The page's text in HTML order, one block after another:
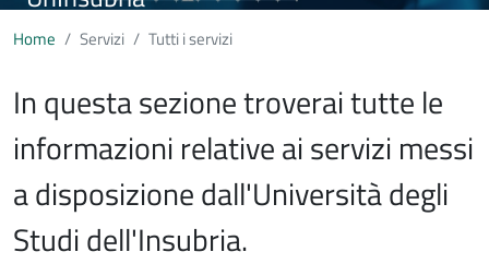
Home Servizi Tutti i servizi
In questa sezione troverai tutte le
informazioni relative ai servizi messi
a disposizione dall'Università degli
Studi dell'Insubria.